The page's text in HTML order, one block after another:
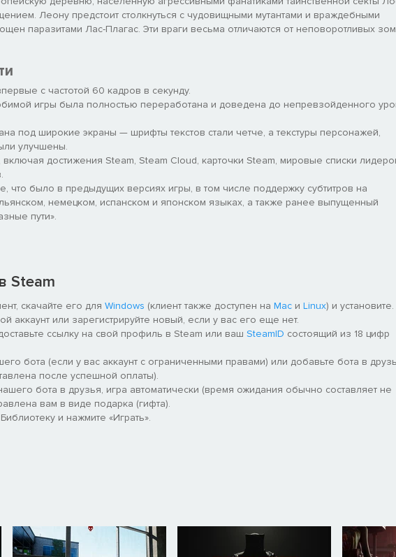
Леону предстоит столкнуться с чудовищными мутантами и враждебными
паразитами Лас-Плагас. Эти враги весьма отличаются от неповоротливых
с частотой 60 кадров в секунду.
игры была полностью переработана и доведена до непревзойденного
под широкие экраны — шрифты текстов стали четче, а текстуры персонажей,
улучшены.
достижения Steam, Steam Cloud, карточки Steam, мировые списки
что было в предыдущих версиях игры, в том числе поддержку субтитров на
немецком, испанском и японском языках, а также ранее выпущенный
пути».
Steam
скачайте его для Windows (клиент также доступен на Mac и Linux) и установите.
аккаунт или зарегистрируйте новый, если у вас его еще нет.
ссылку на свой профиль в Steam или ваш SteamID состоящий из 18 цифр
бота (если у вас аккаунт с ограниченными правами) или добавьте бота в
после успешной оплаты).
бота в друзья, игра автоматически (время ожидания обычно составляет не
вам в виде подарка (гифта).
и нажмите «Играть».